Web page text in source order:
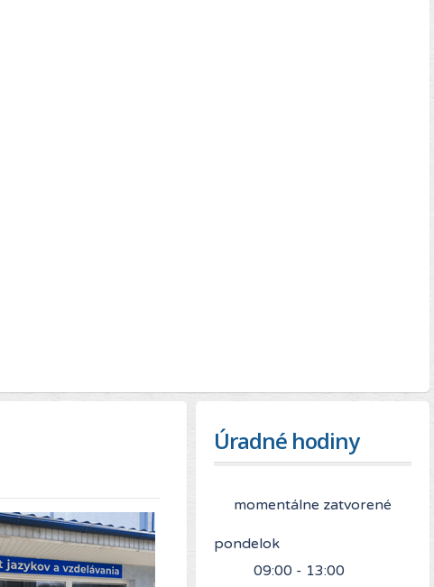
Úradné hodiny
momentálne zatvorené
pondelok
09:00 - 13:00